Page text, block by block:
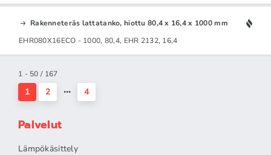
Rakenneteräs lattatanko, hiottu 80,4 x 16,4 x 1000 mm
EHR080X16ECO - 1000, 80,4, EHR 2132, 16,4
1 - 50 / 167
1 2 4
Palvelut
Lämpökäsittely